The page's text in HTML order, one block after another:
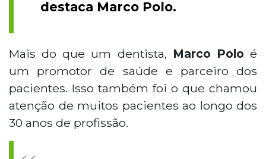
destaca Marco Polo.
Mais do que um dentista, Marco Poloé
um promotor de saúde e parceiro dos
pacientes. Isso também foi o que chamou
atenção de muitos pacientes ao longo dos
30 anos de profissão.